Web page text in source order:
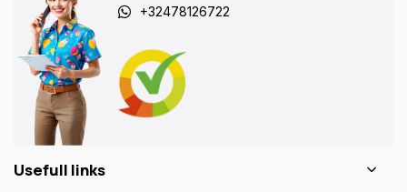
+32478126722
Usefull links